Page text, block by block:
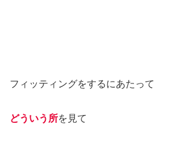
フィッティングをするにあたって
どういう所を見て